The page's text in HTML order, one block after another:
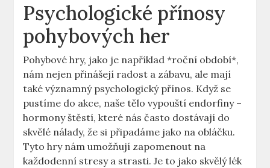
Psychologické přínosy
pohybových her
Pohybové hry, jako je například *roční období*,
nám nejen přinášejí radost a zábavu, ale mají
také významný psychologický přínos. Když se
pustíme do akce, naše tělo vypouští endorfiny –
hormony štěstí, které nás často dostávají do
skvělé nálady, že si připadáme jako na obláčku.
Tyto hry nám umožňují zapomenout na
každodenní stresy a strasti. Je to jako skvělý lék